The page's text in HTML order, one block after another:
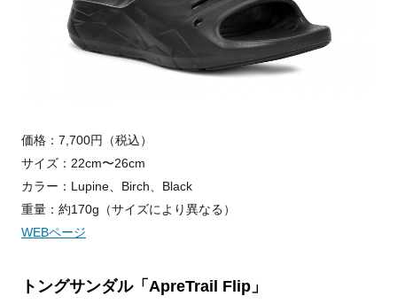
価格：7,700円（税込）
サイズ：22cm〜26cm
カラー：Lupine、Birch、Black
重量：約170g（サイズにより異なる）
WEBページ
トングサンダル「ApreTrail Flip」